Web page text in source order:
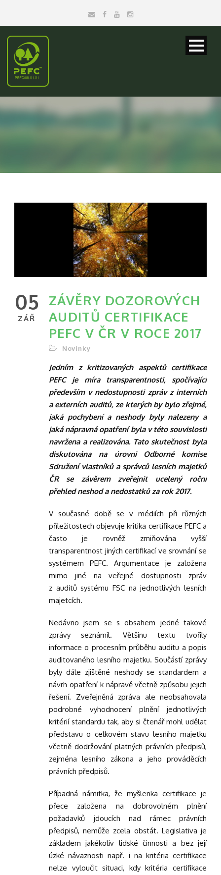
05
ZÁŘ
ZÁVĚRY DOZOROVÝCH
AUDITŮ CERTIFIKACE
PEFC V ČR V ROCE 2017
Novinky
Jedním z kritizovaných aspektů certifikace
PEFC je míra transparentnosti, spočívající
především v nedostupnosti zpráv z interních
a externích auditů, ze kterých by bylo zřejmé,
jaká pochybení a neshody byly nalezeny a
jaká nápravná opatření byla v této souvislosti
navržena a realizována. Tato skutečnost byla
diskutována na úrovni Odborné komise
Sdružení vlastníků a správců lesních majetků
ČR se závěrem zveřejnit ucelený roční
přehled neshod a nedostatků za rok 2017.
V současné době se v médiích při různých
příležitostech objevuje kritika certifikace PEFC a
často je rovněž zmiňována vyšší
transparentnost jiných certifikací ve srovnání se
systémem PEFC. Argumentace je založena
mimo jiné na veřejné dostupnosti zpráv
z auditů systému FSC na jednotlivých lesních
majetcích.
Nedávno jsem se s obsahem jedné takové
zprávy seznámil. Většinu textu tvořily
informace o procesním průběhu auditu a popis
auditovaného lesního majetku. Součástí zprávy
byly dále zjištěné neshody se standardem a
návrh opatření k nápravě včetně způsobu jejich
řešení. Zveřejněná zpráva ale neobsahovala
podrobné vyhodnocení plnění jednotlivých
kritérií standardu tak, aby si čtenář mohl udělat
představu o celkovém stavu lesního majetku
včetně dodržování platných právních předpisů,
zejména lesního zákona a jeho prováděcích
právních předpisů.
Případná námitka, že myšlenka certifikace je
přece založena na dobrovolném plnění
požadavků jdoucích nad rámec právních
předpisů, nemůže zcela obstát. Legislativa je
základem jakékoliv lidské činnosti a bez její
úzké návaznosti např. i na kritéria certifikace
nelze vyloučit situaci, kdy kritéria certifikace